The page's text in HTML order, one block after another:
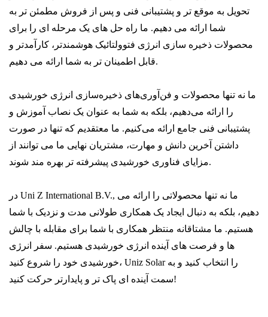
تحویل به موقع تر و پشتیبانی فنی و پس از فروش مطمئن تر به
شما ارائه می دهیم. ما راه حل های یک مرحله ای را برای
محصولات ذخیره سازی انرژی فتوولتائیک هوشمندتر، کارآمدتر و
قابل اطمینان تر به شما ارائه می دهیم.
ما نه تنها محصولات و فن‌آوری‌های ذخیره‌سازی انرژی خورشیدی
را ارائه می‌دهیم، بلکه به شما به عنوان یک نصاب آموزش و
پشتیبانی فنی جامع ارائه می‌کنیم. ما معتقدیم که تنها در صورت
داشتن آخرین دانش و مهارت، مشتریان نهایی ما می توانند از
مزایای فناوری خورشیدی پیشرفته تر بهره مند شوند.
در Uni Z International B.V., ما نه تنها محصولاتی را ارائه می
دهیم، بلکه به دنبال ایجاد یک همکاری طولانی مدت و نزدیک با شما
هستیم. ما مشتاقانه منتظر همکاری با شما برای مقابله با چالش
ها و فرصت های آینده انرژی خورشیدی هستیم. سفر انرژی
خورشیدی خود را شروع کنید، Uniz Solar را انتخاب کنید و به
سمت آینده ای پاک تر و پایدارتر حرکت کنید!